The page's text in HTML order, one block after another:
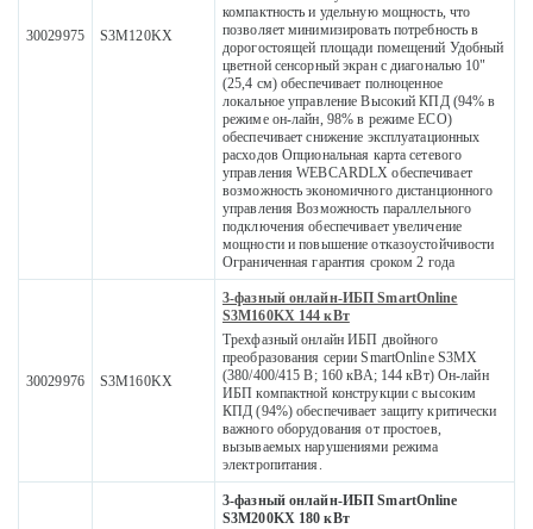
30029975 S3M120KX
компактность и удельную мощность, что
позволяет минимизировать потребность в
дорогостоящей площади помещений Удобный
цветной сенсорный экран с диагональю 10"
(25,4 см) обеспечивает полноценное
локальное управление Высокий КПД (94% в
режиме он-лайн, 98% в режиме ECO)
обеспечивает снижение эксплуатационных
расходов Опциональная карта сетевого
управления WEBCARDLX обеспечивает
возможность экономичного дистанционного
управления Возможность параллельного
подключения обеспечивает увеличение
мощности и повышение отказоустойчивости
Ограниченная гарантия сроком 2 года
30029976 S3M160KX
3-фазный онлайн-ИБП SmartOnline
S3M160KX 144 кВт
Трехфазный онлайн ИБП двойного
преобразования серии SmartOnline S3MX
(380/400/415 В; 160 кВА; 144 кВт) Он-лайн
ИБП компактной конструкции с высоким
КПД (94%) обеспечивает защиту критически
важного оборудования от простоев,
вызываемых нарушениями режима
электропитания.
3-фазный онлайн-ИБП SmartOnline
S3M200KX 180 кВт